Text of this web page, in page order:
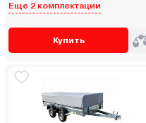
Еще 2 комплектации
Купить